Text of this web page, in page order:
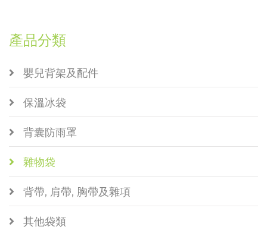
產品分類
嬰兒背架及配件
保溫冰袋
背囊防雨罩
雜物袋
背帶, 肩帶, 胸帶及雜項
其他袋類